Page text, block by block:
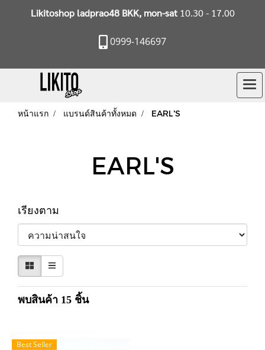
Likitoshop ladprao48 BKK, mon-sat10.30 - 17.00
0999-146697
หน้าแรก แบรนด์สินค้าทั้งหมด EARL'S
EARL'S
เรียงตาม
พบสินค้า 15 ชิ้น
Best Seller